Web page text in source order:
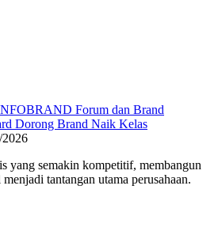
Forum dan Brand
Dorong Brand Naik Kelas
yang semakin kompetitif, membangun
tantangan utama perusahaan.